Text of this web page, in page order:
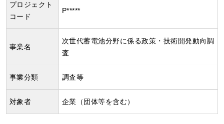
プロジェクト
コード
P*****
事業名
次世代蓄電池分野に係る政策・技術開発動向調
査
事業分類 調査等
対象者 企業（団体等を含む）